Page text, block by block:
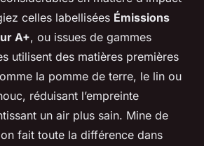
celles labellisées Émissions
A+, ou issues de gammes
utilisent des matières premières
la pomme de terre, le lin ou
réduisant l’empreinte
un air plus sain. Mine de
fait toute la différence dans